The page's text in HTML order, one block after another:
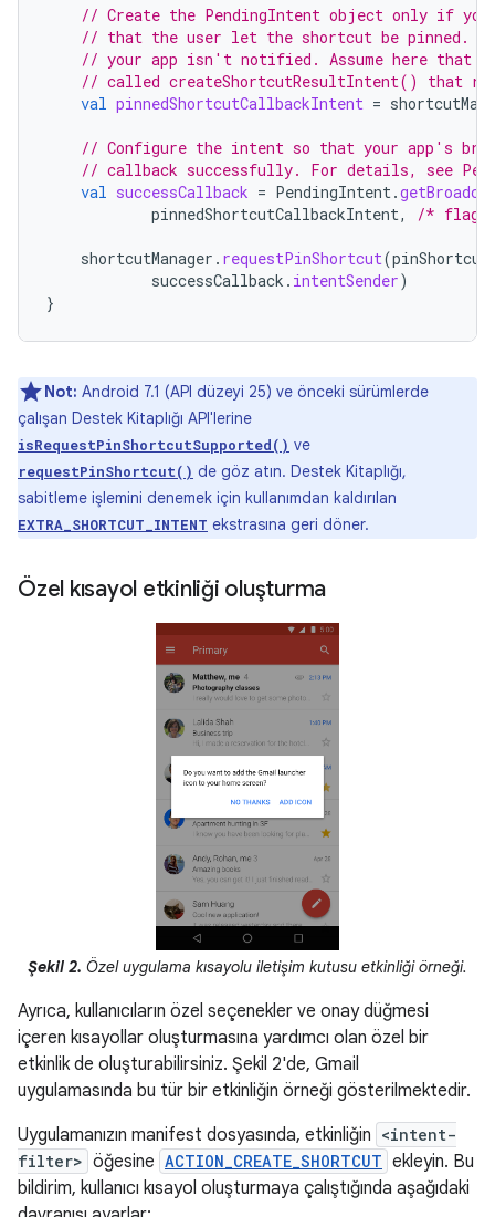
// Create the PendingIntent object only if
// that the user let the shortcut be pinned.
// your app isn't notified. Assume here that
// called createShortcutResultIntent() that
val pinnedShortcutCallbackIntent =
// Configure the intent so that your app's
// callback successfully. For details, see
val successCallback = PendingIntent.
pinnedShortcutCallbackIntent, /*
shortcutManager . requestPinShortcut(
successCallback . intentSender)
}
Not: Android 7.1 (API düzeyi 25) ve önceki sürümlerde
çalışan Destek Kitaplığı API'lerine
isRequestPinShortcutSupported() ve
requestPinShortcut() de göz atın. Destek Kitaplığı,
sabitleme işlemini denemek için kullanımdan kaldırılan
EXTRA_SHORTCUT_INTENT ekstrasına geri döner.
Özel kısayol etkinliği oluşturma
Şekil 2. Özel uygulama kısayolu iletişim kutusu etkinliği örneği.
Ayrıca, kullanıcıların özel seçenekler ve onay düğmesi
içeren kısayollar oluşturmasına yardımcı olan özel bir
etkinlik de oluşturabilirsiniz. Şekil 2'de, Gmail
uygulamasında bu tür bir etkinliğin örneği gösterilmektedir.
Uygulamanızın manifest dosyasında, etkinliğin <intent-
filter> öğesine ACTION_CREATE_SHORTCUT ekleyin. Bu
bildirim, kullanıcı kısayol oluşturmaya çalıştığında aşağıdaki